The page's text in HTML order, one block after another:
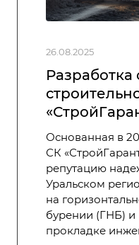
26.08.2025
Разработка
Основанная в
СК
репутацию
Уральском
на
бурении (ГНБ)
прокладке